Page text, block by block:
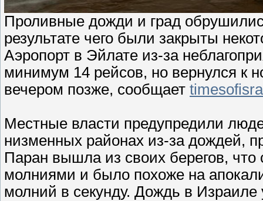
Проливные дожди и град
результате чего были закрыты
Аэропорт в Эйлате из-за
минимум 14 рейсов, но вернулся к
вечером позже, сообщает
Местные власти предупредили
низменных районах из-за дождей,
Паран вышла из своих берегов,
молниями и было похоже на
молний в секунду. Дождь в